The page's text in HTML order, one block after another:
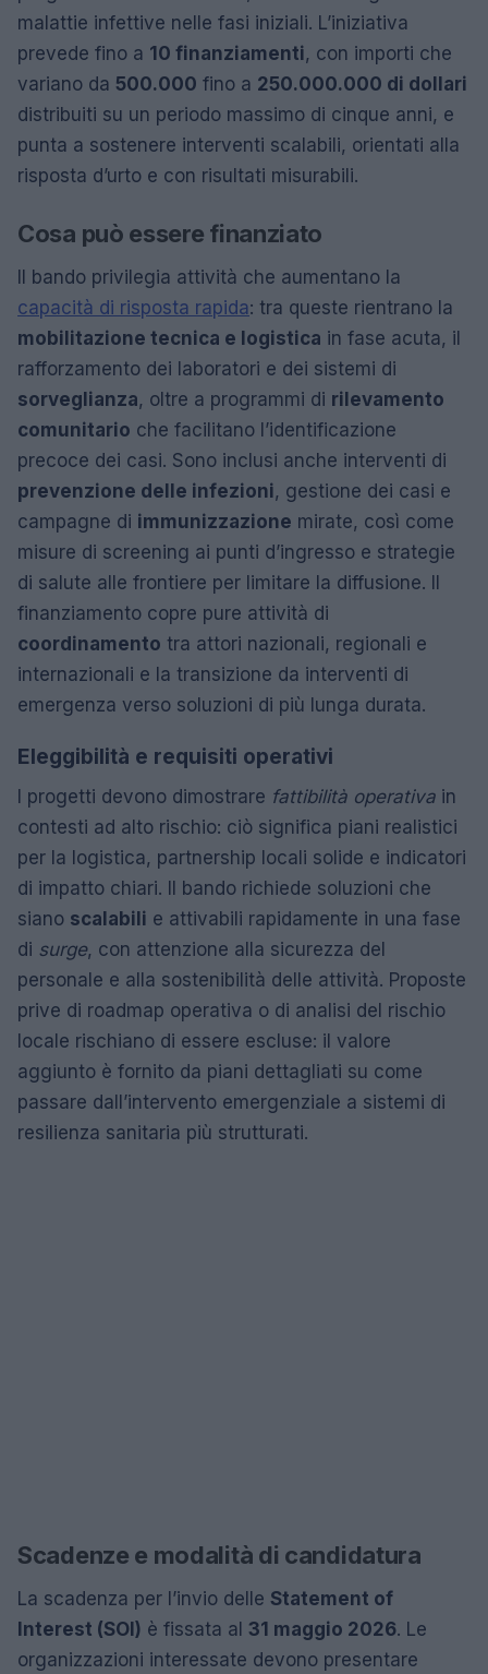
malattie infettive nelle fasi iniziali. L’iniziativa
prevede fino a 10 finanziamenti, con importi che
variano da 500.000 fino a 250.000.000 di dollari
distribuiti su un periodo massimo di cinque anni, e
punta a sostenere interventi scalabili, orientati alla
risposta d’urto e con risultati misurabili.
Cosa può essere finanziato
Il bando privilegia attività che aumentano la
capacità di risposta rapida: tra queste rientrano la
mobilitazione tecnica e logistica in fase acuta, il
rafforzamento dei laboratori e dei sistemi di
sorveglianza, oltre a programmi di rilevamento
comunitario che facilitano l’identificazione
precoce dei casi. Sono inclusi anche interventi di
prevenzione delle infezioni, gestione dei casi e
campagne di immunizzazione mirate, così come
misure di screening ai punti d’ingresso e strategie
di salute alle frontiere per limitare la diffusione. Il
finanziamento copre pure attività di
coordinamento tra attori nazionali, regionali e
internazionali e la transizione da interventi di
emergenza verso soluzioni di più lunga durata.
Eleggibilità e requisiti operativi
I progetti devono dimostrare fattibilità operativa in
contesti ad alto rischio: ciò significa piani realistici
per la logistica, partnership locali solide e indicatori
di impatto chiari. Il bando richiede soluzioni che
siano scalabili e attivabili rapidamente in una fase
di surge, con attenzione alla sicurezza del
personale e alla sostenibilità delle attività. Proposte
prive di roadmap operativa o di analisi del rischio
locale rischiano di essere escluse: il valore
aggiunto è fornito da piani dettagliati su come
passare dall’intervento emergenziale a sistemi di
resilienza sanitaria più strutturati.
Scadenze e modalità di candidatura
La scadenza per l’invio delle Statement of
Interest (SOI) è fissata al 31 maggio 2026. Le
organizzazioni interessate devono presentare